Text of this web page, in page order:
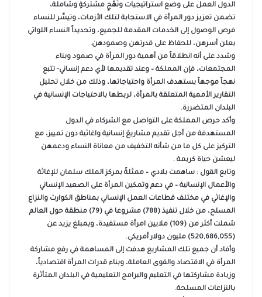
الدول العمل على وضع استراتيجيات ونُهُجٍ مشتركةٍ وشاملة،
تضمن تعزيز دور المرأة في الاستجابة لتلك الأزمات، وتيسِّر للنساء
فرص الوصول إلى الخدمات المقدمة للجميع، وتحديداً النساء اللواتي
يعلن أسرهن، للحفاظ على قدرتهن وصمودهن.
وشدد على أنه انطلاقاً من أهمية دور المرأة في صمود وبناء
المجتمعات، فإن المملكة – وعند تقديمها لأي دعم إنساني- تتبع
نهجاً موجهاً يستهدف المرأة واحتياجاتها، وذلك من خلال تحليل
التقارير الأممية المتعلقة بالمرأة، لربطها بالاحتياجات الإنسانية في
البلدان المتضررة.
وأكد حرص المملكة على التواصل مع الشركاء في الدول
المستهدفة من أجل تقديم مشاريعَ إنسانية واغاثية دون تمييز، مع
التركيز على كل ما من شأنه التخفيف من معاناة النساء ودعمهن
ليعشن حياة كريمة .
وتابع القول : ساهمت بلادي – ممثلةً بمركز الملك سلمان للإغاثة
والأعمال الإنسانية – في دعم وتمكين المرأة على الصعيد الإنساني
والإغاثي في مختلف قطاعات العمل الإنساني بمناطق الكوارث والنزاع
المسلح، من خلال تنفيذ (788) مشروعا في (79) منطقة حول العالم
شملت أكثر من (109) ملايين امرأة مستفيدة، وبمبلغ يزيد عن
(520,686,055) مليون دولار أمريكي.
وأفاد أن جميع تلك المشاريع هدفت إلى المساهمة في رفع مشاركة
المرأة في الاقتصاد والقوى العاملة، وبناء قدرات المرأة اقتصادياً،
وزيادة مشاركتها في التعليم والبرامج التعليمية في البلدان المتأثرة
بالنزاعات المسلحة.